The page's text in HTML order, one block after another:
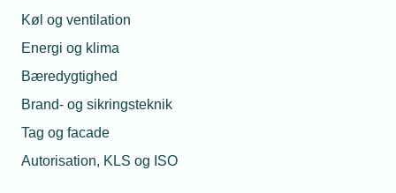
Køl og ventilation
Energi og klima
Bæredygtighed
Brand- og sikringsteknik
Tag og facade
Autorisation, KLS og ISO
28. april 2021
Sprøjtepistol startede storbrand
nedbrændt i en stor brand på CSK Stålindustri. 50
brandfolk var til stede i slukningsarbejdet. Branden opstod